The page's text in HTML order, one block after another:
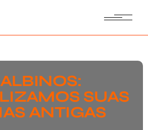
SUAS
ANTIGAS